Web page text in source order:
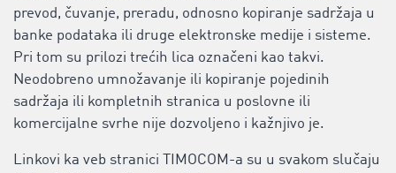
prevod, čuvanje, preradu, odnosno kopiranje sadržaja u
banke podataka ili druge elektronske medije i sisteme.
Pri tom su prilozi trećih lica označeni kao takvi.
Neodobreno umnožavanje ili kopiranje pojedinih
sadržaja ili kompletnih stranica u poslovne ili
komercijalne svrhe nije dozvoljeno i kažnjivo je.
Linkovi ka veb stranici TIMOCOM-a su u svakom slučaju